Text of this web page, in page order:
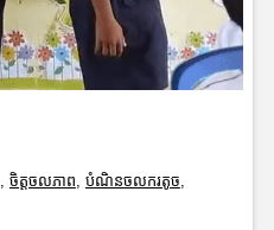
, ចិត្តចលភាព, បំណិនចលករតូច,